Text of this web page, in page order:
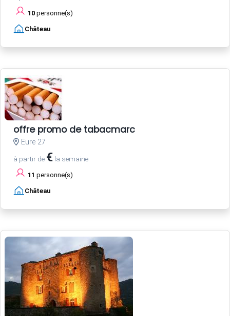
10 personne(s)
Château
offre promo de tabacmarc
Eure 27
à partir de € la semaine
11 personne(s)
Château